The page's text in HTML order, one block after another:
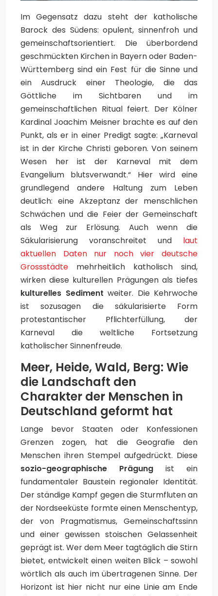
Im Gegensatz dazu steht der katholische
Barock des Südens: opulent, sinnenfroh und
gemeinschaftsorientiert. Die überbordend
geschmückten Kirchen in Bayern oder Baden-
Württemberg sind ein Fest für die Sinne und
ein Ausdruck einer Theologie, die das
Göttliche im Sichtbaren und im
gemeinschaftlichen Ritual feiert. Der Kölner
Kardinal Joachim Meisner brachte es auf den
Punkt, als er in einer Predigt sagte: „Karneval
ist in der Kirche Christi geboren. Von seinem
Wesen her ist der Karneval mit dem
Evangelium blutsverwandt.“ Hier wird eine
grundlegend andere Haltung zum Leben
deutlich: eine Akzeptanz der menschlichen
Schwächen und die Feier der Gemeinschaft
als Weg zur Erlösung. Auch wenn die
Säkularisierung voranschreitet und laut
aktuellen Daten nur noch vier deutsche
Grossstädte mehrheitlich katholisch sind,
wirken diese kulturellen Prägungen als tiefes
kulturelles Sediment weiter. Die Kehrwoche
ist sozusagen die säkularisierte Form
protestantischer Pflichterfüllung, der
Karneval die weltliche Fortsetzung
katholischer Sinnenfreude.
Meer, Heide, Wald, Berg: Wie
die Landschaft den
Charakter der Menschen in
Deutschland geformt hat
Lange bevor Staaten oder Konfessionen
Grenzen zogen, hat die Geografie den
Menschen ihren Stempel aufgedrückt. Diese
sozio-geographische Prägung ist ein
fundamentaler Baustein regionaler Identität.
Der ständige Kampf gegen die Sturmfluten an
der Nordseeküste formte einen Menschentyp,
der von Pragmatismus, Gemeinschaftssinn
und einer gewissen stoischen Gelassenheit
geprägt ist. Wer dem Meer tagtäglich die Stirn
bietet, entwickelt einen weiten Blick – sowohl
wörtlich als auch im übertragenen Sinne. Der
Horizont ist hier nicht nur eine Linie am Ende